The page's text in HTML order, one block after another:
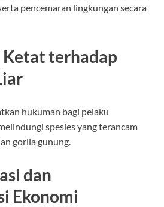
pencemaran lingkungan secara
Ketat terhadap
hukuman bagi pelaku
spesies yang terancam
gorila gunung.
dan
Ekonomi